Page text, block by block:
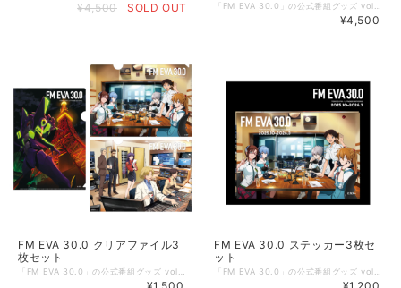
¥4,500 SOLD OUT 「FM EVA 30.0」の公式番組グッズ vol.2が登場！ 「FM EVA 30.0」の第三弾ビジュアルのアクリルブロックです。 スタジオのコントロールルームにいる特務機関NERVに所属するキャラクターたちに注目！ お部屋やデスクに飾ってお楽しみください！ 【商品概要】 サイズ：H148×H100×D20㎜ 透明アクリル20㎜厚 素材：アクリル ◇掲載商品 ご覧頂いている商品の写真につきましては、イメージ画像となります。 実際の商品と異なる場合がございます。ご了承ください。 【ご注意事項】 ①こちらの商品は【予約商品】です。 予約開始日：2026年4月28日（火） 15:00～ 発送開始日：2026年6月25日（木）から順次発送 *製造・発送の関係により、日程が前後することがございます。 *想定製造数に達し次第、販売を終了する可能性がございます。あらかじめご了承ください。 ②【FM EVA 30.0のオフィシャルグッズ】以外の商品との同梱発送は承ることができかねます。お手数をおかけしますが、ほかの商品をお求めの際は、別決済にてご注文ください。 （決済ごとに別途で送料がかかります）。 ©カラー
¥4,500
FM EVA 30.0 クリアファイル3
枚セット
「FM EVA 30.0」の公式番組グッズ vol.2が登場！ 「FM EVA 30.0」の第一弾ビジュアル、第二弾ビジュアル、第三ビジュアルがクリアファイル ３枚セットになりました。 【商品概要】 サイズ：A4サイズ 素材：ポリプロピレン ◇掲載商品 ご覧頂いている商品の写真につきましては、イメージ画像となります。 実際の商品と異なる場合がございます。ご了承ください。 【ご注意事項】 ①こちらの商品は【予約商品】です。 予約開始日：2026年4月28日（火） 15:00～ 発送開始日：2026年6月25日（木）から順次発送 *製造・発送の関係により、日程が前後することがございます。 *想定製造数に達し次第、販売を終了する可能性がございます。あらかじめご了承ください。 ②【FM EVA 30.0のオフィシャルグッズ】以外の商品との同梱発送は承ることができかねます。お手数をおかけしますが、ほかの商品をお求めの際は、別決済にてご注文ください。 （決済ごとに別途で送料がかかります）。 ©カラー Licensed by TOKYO TOWER
FM EVA 30.0 ステッカー3枚セ
ット
「FM EVA 30.0」の公式番組グッズ vol.2が登場！ 「FM EVA 30.0」の第一弾ビジュアル、第二弾ビジュアル、第三ビジュアルがステッカー ３枚セットになりました。 【商品概要】 サイズ：60×85mm ◇掲載商品 ご覧頂いている商品の写真につきましては、イメージ画像となります。 実際の商品と異なる場合がございます。ご了承ください。 【ご注意事項】 ①こちらの商品は【予約商品】です。 予約開始日：2026年4月28日（火） 15:00～ 発送開始日：2026年6月25日（木）から順次発送 *製造・発送の関係により、日程が前後することがございます。 *想定製造数に達し次第、販売を終了する可能性がございます。あらかじめご了承ください。 ②【FM EVA 30.0のオフィシャルグッズ】以外の商品との同梱発送は承ることができかねます。お手数をおかけしますが、ほかの商品をお求めの際は、別決済にてご注文ください。 （決済ごとに別途で送料がかかります）。 ©カラー Licensed by TOKYO TOWER